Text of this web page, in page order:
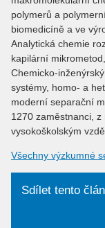
polymerů a
biomedicíně a ve
Analytická chemie
kapilární
Chemicko-
systémy, homo- a
moderní separační
1270 zaměstnanci,
vysokoškolským
Všechny výzkumné
Sdílet tento